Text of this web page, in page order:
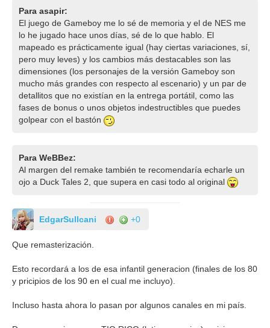
Para asapir:
El juego de Gameboy me lo sé de memoria y el de NES me
lo he jugado hace unos días, sé de lo que hablo. El
mapeado es prácticamente igual (hay ciertas variaciones, sí,
pero muy leves) y los cambios más destacables son las
dimensiones (los personajes de la versión Gameboy son
mucho más grandes con respecto al escenario) y un par de
detallitos que no existían en la entrega portátil, como las
fases de bonus o unos objetos indestructibles que puedes
golpear con el bastón
Para WeBBez:
Al margen del remake también te recomendaría echarle un
ojo a Duck Tales 2, que supera en casi todo al original
EdgarSullcani +0
Que remasterización.
Esto recordará a los de esa infantil generacion (finales de los 80
y pricipios de los 90 en el cual me incluyo).
Incluso hasta ahora lo pasan por algunos canales en mi país.